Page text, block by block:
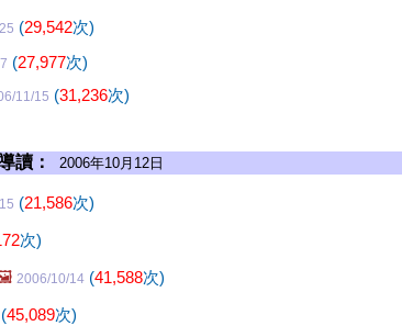
(29,542次)
(27,977次)
11/15 (31,236次)
讀： 2006年10月12日
(21,586次)
次)
2006/10/14 (41,588次)
(45,089次)